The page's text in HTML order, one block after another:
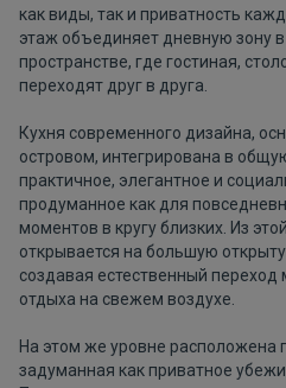
как виды, так и приватность
этаж объединяет дневную зону
пространстве, где гостиная,
переходят друг в друга.
Кухня современного дизайна,
островом, интегрирована в
практичное, элегантное и
продуманное как для
моментов в кругу близких. Из
открывается на большую
создавая естественный
отдыха на свежем воздухе.
На этом же уровне расположена
задуманная как приватное